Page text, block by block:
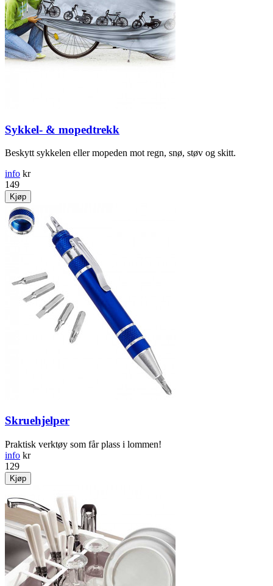
Sykkel- & mopedtrekk
Beskytt sykkelen eller mopeden mot regn, snø, støv og skitt.
info kr
149
Kjøp
Skruehjelper
Praktisk verktøy som får plass i lommen!
info kr
129
Kjøp